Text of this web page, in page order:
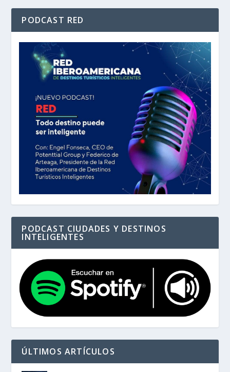
PODCAST RED
PODCAST CIUDADES Y DESTINOS
INTELIGENTES
ÚLTIMOS ARTÍCULOS